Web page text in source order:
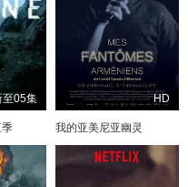
至05集 HD
我的亚美尼亚幽灵